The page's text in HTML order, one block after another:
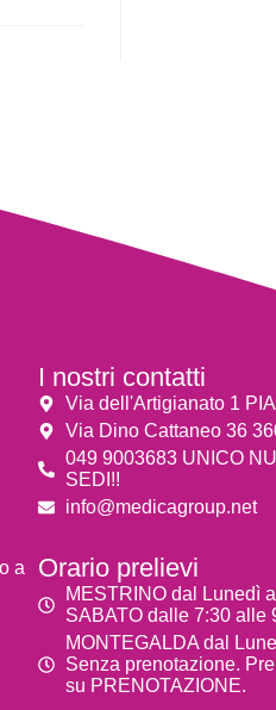
a
I nostri contatti
Via dell'Artigianato 1
Via Dino Cattaneo 36
049 9003683 UNICO
SEDI!!
info@medicagroup.net
Orario prelievi
MESTRINO dal Lunedì
SABATO dalle 7:30 alle
MONTEGALDA dal
Senza prenotazione.
su PRENOTAZIONE.